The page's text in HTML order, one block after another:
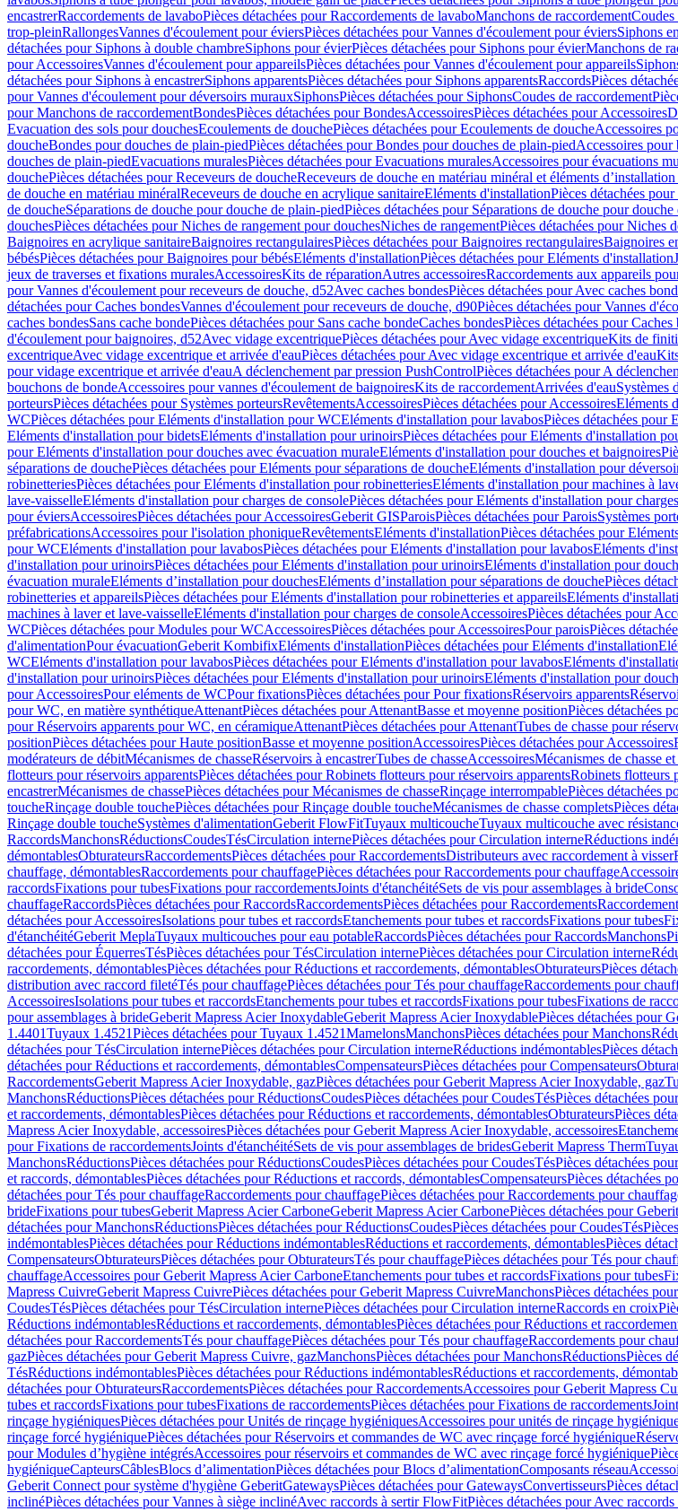
encastrerRaccordements de lavaboPièces détachées pour Raccordements de lavaboManchons de raccordementCoudes
trop-pleinRallongesVannes d'écoulement pour éviersPièces détachées pour Vannes d'écoulement pour éviersSiphons
détachées pour Siphons à double chambreSiphons pour évierPièces détachées pour Siphons pour évierManchons de
pour AccessoiresVannes d'écoulement pour appareilsPièces détachées pour Vannes d'écoulement pour appareils
détachées pour Siphons à encastrerSiphons apparentsPièces détachées pour Siphons apparentsRaccordsPièces
pour Vannes d'écoulement pour déversoirs murauxSiphonsPièces détachées pour SiphonsCoudes de raccordement
pour Manchons de raccordementBondesPièces détachées pour BondesAccessoiresPièces détachées pour Accessoires
Evacuation des sols pour douchesEcoulements de douchePièces détachées pour Ecoulements de doucheAccessoires
doucheBondes pour douches de plain-piedPièces détachées pour Bondes pour douches de plain-piedAccessoires pour
douches de plain-piedEvacuations muralesPièces détachées pour Evacuations muralesAccessoires pour évacuations
douchePièces détachées pour Receveurs de doucheReceveurs de douche en matériau minéral et éléments
de douche en matériau minéralReceveurs de douche en acrylique sanitaireEléments d'installationPièces détachées
de doucheSéparations de douche pour douche de plain-piedPièces détachées pour Séparations de douche pour
douchesPièces détachées pour Niches de rangement pour douchesNiches de rangementPièces détachées pour Niches
Baignoires en acrylique sanitaireBaignoires rectangulairesPièces détachées pour Baignoires rectangulairesBaignoires
bébésPièces détachées pour Baignoires pour bébésEléments d'installationPièces détachées pour Eléments d'installation
jeux de traverses et fixations muralesAccessoiresKits de réparationAutres accessoiresRaccordements aux appareils
pour Vannes d'écoulement pour receveurs de douche, d52Avec caches bondesPièces détachées pour Avec caches
détachées pour Caches bondesVannes d'écoulement pour receveurs de douche, d90Pièces détachées pour Vannes
caches bondesSans cache bondePièces détachées pour Sans cache bondeCaches bondesPièces détachées pour Caches
d'écoulement pour baignoires, d52Avec vidage excentriquePièces détachées pour Avec vidage excentriqueKits de
excentriqueAvec vidage excentrique et arrivée d'eauPièces détachées pour Avec vidage excentrique et arrivée d'eau
pour vidage excentrique et arrivée d'eauA déclenchement par pression PushControlPièces détachées pour A
bouchons de bondeAccessoires pour vannes d'écoulement de baignoiresKits de raccordementArrivées d'eauSystèmes
porteursPièces détachées pour Systèmes porteursRevêtementsAccessoiresPièces détachées pour AccessoiresEléments
WCPièces détachées pour Eléments d'installation pour WCEléments d'installation pour lavabosPièces détachées pour
Eléments d'installation pour bidetsEléments d'installation pour urinoirsPièces détachées pour Eléments d'installation
pour Eléments d'installation pour douches avec évacuation muraleEléments d'installation pour douches et baignoires
séparations de douchePièces détachées pour Eléments pour séparations de doucheEléments d'installation pour
robinetteriesPièces détachées pour Eléments d'installation pour robinetteriesEléments d'installation pour machines à
lave-vaisselleEléments d'installation pour charges de consolePièces détachées pour Eléments d'installation pour
pour éviersAccessoiresPièces détachées pour AccessoiresGeberit GISParoisPièces détachées pour ParoisSystèmes
préfabricationsAccessoires pour l'isolation phoniqueRevêtementsEléments d'installationPièces détachées pour
pour WCEléments d'installation pour lavabosPièces détachées pour Eléments d'installation pour lavabosEléments
d'installation pour urinoirsPièces détachées pour Eléments d'installation pour urinoirsEléments d'installation pour
évacuation muraleEléments d’installation pour douchesEléments d’installation pour séparations de douchePièces
robinetteries et appareilsPièces détachées pour Eléments d'installation pour robinetteries et appareilsEléments
machines à laver et lave-vaisselleEléments d'installation pour charges de consoleAccessoiresPièces détachées pour
WCPièces détachées pour Modules pour WCAccessoiresPièces détachées pour AccessoiresPour paroisPièces
d'alimentationPour évacuationGeberit KombifixEléments d'installationPièces détachées pour Eléments d'installation
WCEléments d'installation pour lavabosPièces détachées pour Eléments d'installation pour lavabosEléments
d'installation pour urinoirsPièces détachées pour Eléments d'installation pour urinoirsEléments d'installation pour
pour AccessoiresPour eléments de WCPour fixationsPièces détachées pour Pour fixationsRéservoirs apparents
pour WC, en matière synthétiqueAttenantPièces détachées pour AttenantBasse et moyenne positionPièces détachées
pour Réservoirs apparents pour WC, en céramiqueAttenantPièces détachées pour AttenantTubes de chasse pour
positionPièces détachées pour Haute positionBasse et moyenne positionAccessoiresPièces détachées pour Accessoires
modérateurs de débitMécanismes de chasseRéservoirs à encastrerTubes de chasseAccessoiresMécanismes de chasse
flotteurs pour réservoirs apparentsPièces détachées pour Robinets flotteurs pour réservoirs apparentsRobinets flotteurs
encastrerMécanismes de chassePièces détachées pour Mécanismes de chasseRinçage interrompablePièces détachées
toucheRinçage double touchePièces détachées pour Rinçage double toucheMécanismes de chasse completsPièces
Rinçage double toucheSystèmes d'alimentationGeberit FlowFitTuyaux multicoucheTuyaux multicouche avec
RaccordsManchonsRéductionsCoudesTésCirculation internePièces détachées pour Circulation interneRéductions
démontablesObturateursRaccordementsPièces détachées pour RaccordementsDistributeurs avec raccordement à visser
chauffage, démontablesRaccordements pour chauffagePièces détachées pour Raccordements pour chauffage
raccordsFixations pour tubesFixations pour raccordementsJoints d'étanchéitéSets de vis pour assemblages à bride
chauffageRaccordsPièces détachées pour RaccordsRaccordementsPièces détachées pour Raccordements
détachées pour AccessoiresIsolations pour tubes et raccordsEtanchements pour tubes et raccordsFixations pour tubes
d'étanchéitéGeberit MeplaTuyaux multicouches pour eau potableRaccordsPièces détachées pour RaccordsManchons
détachées pour ÉquerresTésPièces détachées pour TésCirculation internePièces détachées pour Circulation interne
raccordements, démontablesPièces détachées pour Réductions et raccordements, démontablesObturateursPièces
distribution avec raccord filetéTés pour chauffagePièces détachées pour Tés pour chauffageRaccordements pour
AccessoiresIsolations pour tubes et raccordsEtanchements pour tubes et raccordsFixations pour tubesFixations de
pour assemblages à brideGeberit Mapress Acier InoxydableGeberit Mapress Acier InoxydablePièces détachées pour
1.4401Tuyaux 1.4521Pièces détachées pour Tuyaux 1.4521MamelonsManchonsPièces détachées pour Manchons
détachées pour TésCirculation internePièces détachées pour Circulation interneRéductions indémontablesPièces
détachées pour Réductions et raccordements, démontablesCompensateursPièces détachées pour Compensateurs
RaccordementsGeberit Mapress Acier Inoxydable, gazPièces détachées pour Geberit Mapress Acier Inoxydable, gaz
ManchonsRéductionsPièces détachées pour RéductionsCoudesPièces détachées pour CoudesTésPièces détachées
et raccordements, démontablesPièces détachées pour Réductions et raccordements, démontablesObturateursPièces
Mapress Acier Inoxydable, accessoiresPièces détachées pour Geberit Mapress Acier Inoxydable, accessoires
pour Fixations de raccordementsJoints d'étanchéitéSets de vis pour assemblages de bridesGeberit Mapress Therm
ManchonsRéductionsPièces détachées pour RéductionsCoudesPièces détachées pour CoudesTésPièces détachées
et raccords, démontablesPièces détachées pour Réductions et raccords, démontablesCompensateursPièces détachées
détachées pour Tés pour chauffageRaccordements pour chauffagePièces détachées pour Raccordements pour
brideFixations pour tubesGeberit Mapress Acier CarboneGeberit Mapress Acier CarbonePièces détachées pour
détachées pour ManchonsRéductionsPièces détachées pour RéductionsCoudesPièces détachées pour CoudesTés
indémontablesPièces détachées pour Réductions indémontablesRéductions et raccordements, démontablesPièces
CompensateursObturateursPièces détachées pour ObturateursTés pour chauffagePièces détachées pour Tés pour
chauffageAccessoires pour Geberit Mapress Acier CarboneEtanchements pour tubes et raccordsFixations pour tubes
Mapress CuivreGeberit Mapress CuivrePièces détachées pour Geberit Mapress CuivreManchonsPièces détachées
CoudesTésPièces détachées pour TésCirculation internePièces détachées pour Circulation interneRaccords en croix
Réductions indémontablesRéductions et raccordements, démontablesPièces détachées pour Réductions et
détachées pour RaccordementsTés pour chauffagePièces détachées pour Tés pour chauffageRaccordements pour
gazPièces détachées pour Geberit Mapress Cuivre, gazManchonsPièces détachées pour ManchonsRéductionsPièces
TésRéductions indémontablesPièces détachées pour Réductions indémontablesRéductions et raccordements,
détachées pour ObturateursRaccordementsPièces détachées pour RaccordementsAccessoires pour Geberit Mapress
tubes et raccordsFixations pour tubesFixations de raccordementsPièces détachées pour Fixations de raccordements
rinçage hygiéniquesPièces détachées pour Unités de rinçage hygiéniquesAccessoires pour unités de rinçage
rinçage forcé hygiéniquePièces détachées pour Réservoirs et commandes de WC avec rinçage forcé hygiénique
pour Modules d’hygiène intégrésAccessoires pour réservoirs et commandes de WC avec rinçage forcé hygiénique
hygiéniqueCapteursCâblesBlocs d’alimentationPièces détachées pour Blocs d’alimentationComposants réseau
Geberit Connect pour système d'hygiène GeberitGatewaysPièces détachées pour GatewaysConvertisseursPièces
inclinéPièces détachées pour Vannes à siège inclinéAvec raccords à sertir FlowFitPièces détachées pour Avec